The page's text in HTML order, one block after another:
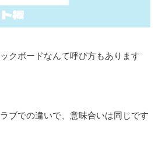
クボードなんて呼び方もあります
ブでの違いで、意味合いは同じです